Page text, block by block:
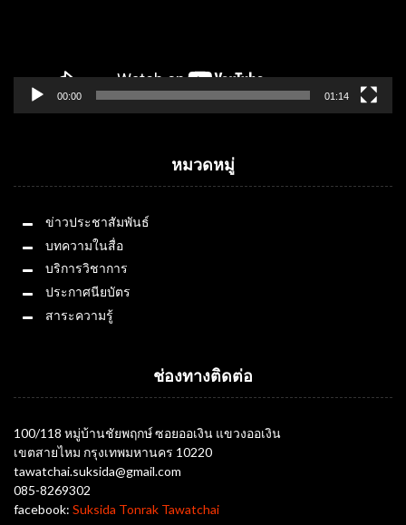
00:00 01:14
หมวดหมู่
ข่าวประชาสัมพันธ์
บทความในสื่อ
บริการวิชาการ
ประกาศนียบัตร
สาระความรู้
ช่องทางติดต่อ
100/118 หมู่บ้านชัยพฤกษ์ ซอยออเงิน แขวงออเงิน
เขตสายไหม กรุงเทพมหานคร 10220
tawatchai.suksida@gmail.com
085-8269302
facebook: Suksida Tonrak Tawatchai